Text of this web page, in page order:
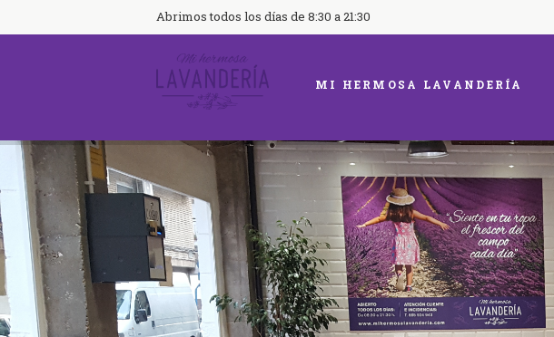
Abrimos todos los días de 8:30 a 21:30
MI HERMOSA LAVANDERÍA